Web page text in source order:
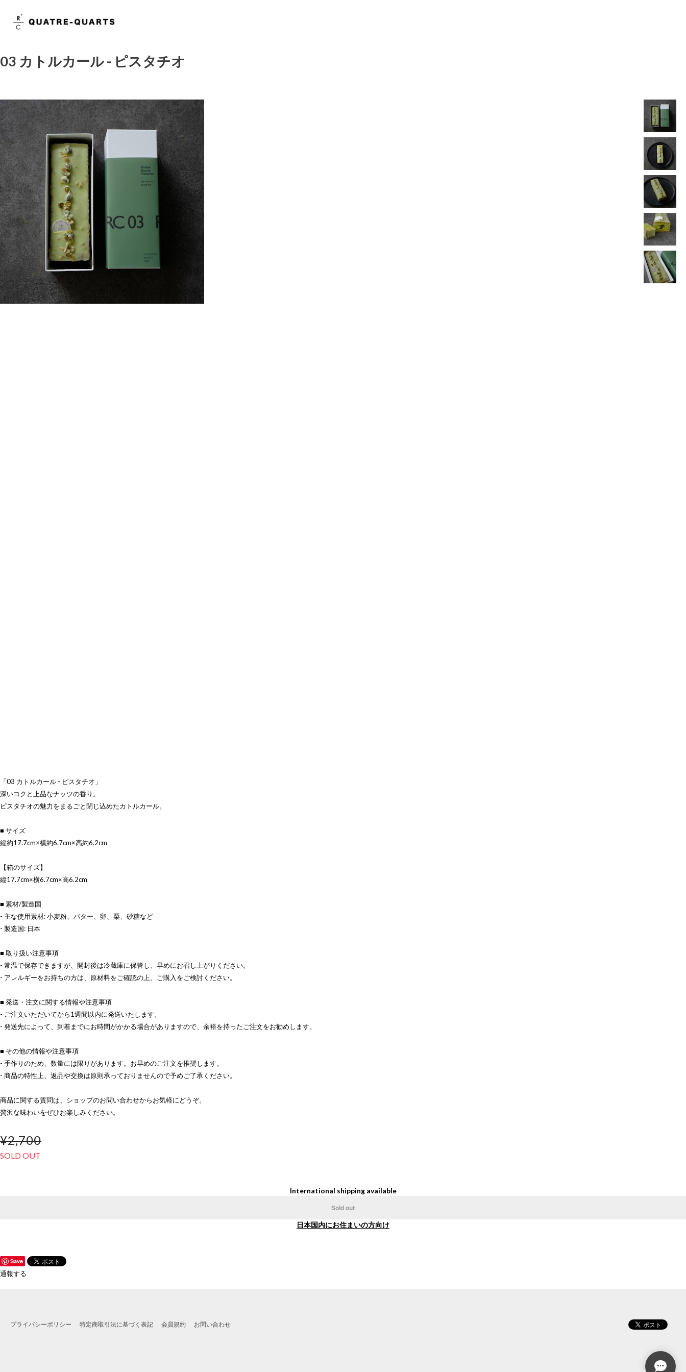
03 カトルカール - ピスタチオ
「03 カトルカール - ピスタチオ」
深いコクと上品なナッツの香り。
ピスタチオの魅力をまるごと閉じ込めたカトルカール。
■ サイズ
縦約17.7cm×横約6.7cm×高約6.2cm
【箱のサイズ】
縦17.7cm×横6.7cm×高6.2cm
■ 素材/製造国
- 主な使用素材: 小麦粉、バター、卵、栗、砂糖など
- 製造国: 日本
■ 取り扱い注意事項
- 常温で保存できますが、開封後は冷蔵庫に保管し、早めにお召し上がりください。
- アレルギーをお持ちの方は、原材料をご確認の上、ご購入をご検討ください。
■ 発送・注文に関する情報や注意事項
- ご注文いただいてから1週間以内に発送いたします。
- 発送先によって、到着までにお時間がかかる場合がありますので、余裕を持ったご注文をお勧めします。
■ その他の情報や注意事項
- 手作りのため、数量には限りがあります。お早めのご注文を推奨します。
- 商品の特性上、返品や交換は原則承っておりませんので予めご了承ください。
商品に関する質問は、ショップのお問い合わせからお気軽にどうぞ。
贅沢な味わいをぜひお楽しみください。
¥2,700
SOLD OUT
International shipping available
Sold out
日本国内にお住まいの方向け
Save
通報する
プライバシーポリシー 特定商取引法に基づく表記 会員規約 お問い合わせ